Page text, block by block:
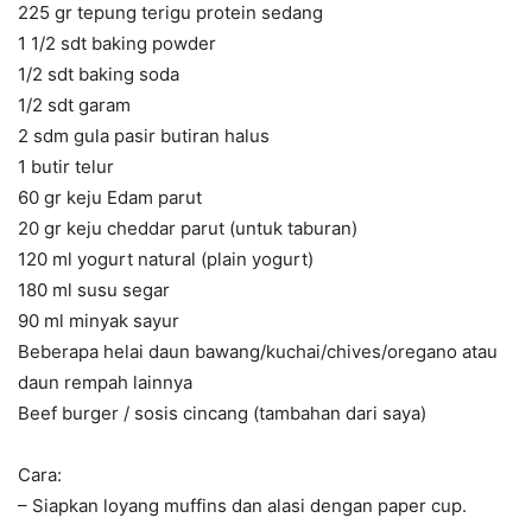
225 gr tepung terigu protein sedang
1 1/2 sdt baking powder
1/2 sdt baking soda
1/2 sdt garam
2 sdm gula pasir butiran halus
1 butir telur
60 gr keju Edam parut
20 gr keju cheddar parut (untuk taburan)
120 ml yogurt natural (plain yogurt)
180 ml susu segar
90 ml minyak sayur
Beberapa helai daun bawang/kuchai/chives/oregano atau
daun rempah lainnya
Beef burger / sosis cincang (tambahan dari saya)
Cara:
– Siapkan loyang muffins dan alasi dengan paper cup.